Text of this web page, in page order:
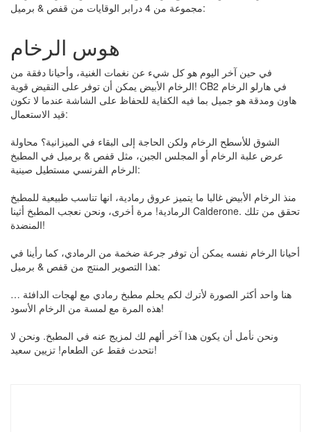
مجموعة من 4 درابر الوقايات من قفص & برميل:
هوس الرخام
في حين آخر اليوم هو كل شيء عن نغمات الغنية، وأحيانا دفقة من
الرخام الأبيض يمكن أن توفر على النقيض قوية! CB2 في هارلو الرخام
هاون ومدقة هو جميل بما فيه الكفاية للحفاظ على الشاشة عندما لا تكون
قيد الاستعمال:
الشوق للأسطح الرخام ولكن الحاجة إلى البقاء في الميزانية؟ محاولة
عرض علبة الرخام أو المجلس الجبن، مثل قفص & برميل في المطبخ
الرخام الفرنسي مستطيل صينية:
منذ الرخام الأبيض غالبا ما يتميز عروق رمادية، انها تناسب طبيعية للمطبخ
الرمادية! مرة أخرى، ونحن نعجب المطبخ أثينا Calderone. تحقق من تلك
المنضدة!
أحيانا الرخام نفسه يمكن أن توفر جرعة ضخمة من الرمادي، كما رأينا في
هذا التصوير المنتج من قفص & برميل:
هنا واحد أكثر الصورة لأترك لكم يحلم مطبخ رمادي مع لهجات الدافئة …
هذه المرة مع لمسة من الرخام الأسود!
ونحن نأمل أن يكون هذا آخر ألهم لك لمزيج عنه في المطبخ. ونحن لا
نتحدث فقط عن الطعام! تزيين سعيد!